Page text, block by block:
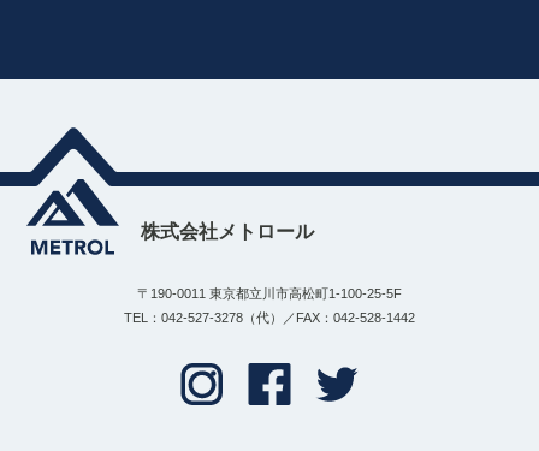
株式会社メトロール
〒190-0011 東京都立川市高松町1-100-25-5F
TEL：042-527-3278（代）／FAX：042-528-1442